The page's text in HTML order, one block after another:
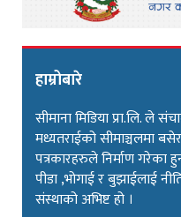
हाम्रोबारे
सीमाना मिडिया प्रा.लि. ले
मध्यतराईको सीमाञ्चलमा
पत्रकारहरुले निर्माण गरेका
पीडा ,भोगाई र बुझाईलाई
संस्थाको अभिष्ट हो ।